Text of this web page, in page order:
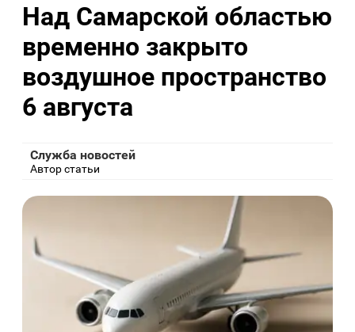
Над Самарской областью
временно закрыто
воздушное пространство
6 августа
Служба новостей
Автор статьи